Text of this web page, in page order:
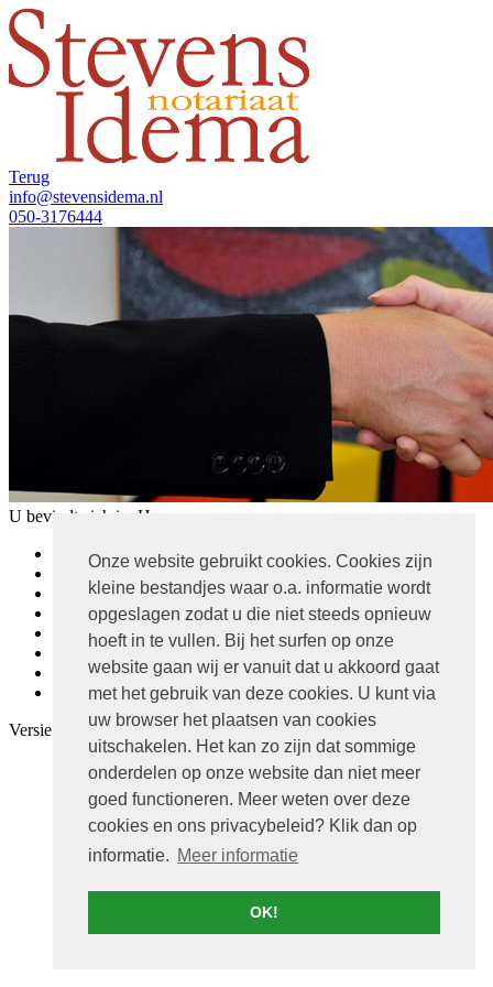
Onze website gebruikt cookies. Cookies zijn
kleine bestandjes waar o.a. informatie wordt
opgeslagen zodat u die niet steeds opnieuw
hoeft in te vullen. Bij het surfen op onze
website gaan wij er vanuit dat u akkoord gaat
met het gebruik van deze cookies. U kunt via
uw browser het plaatsen van cookies
uitschakelen. Het kan zo zijn dat sommige
onderdelen op onze website dan niet meer
goed functioneren. Meer weten over deze
cookies en ons privacybeleid? Klik dan op
informatie. Meer informatie
OK!
Terug
info@stevensidema.nl
050-3176444
U bevindt zich in: Home
Home
Leven
Wonen
Ondernemen
Ons team
Offerteaanvraag
Contact
Routebeschrijving
Versie:
Desktop|Mobiel